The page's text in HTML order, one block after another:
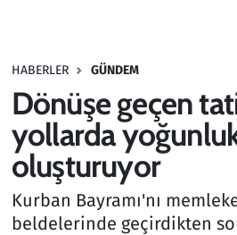
HABERLER GÜNDEM
Dönüşe geçen
yollarda
oluşturuyor
Kurban Bayramı'nı
beldelerinde geçirdikten
Haber
Kültür Sanat
Kurumsal Haberler
Lezzet Durağı